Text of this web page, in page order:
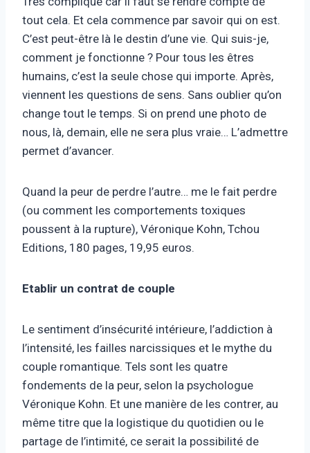
tout cela. Et cela commence par savoir qui on est.
C’est peut-être là le destin d’une vie. Qui suis-je,
comment je fonctionne ? Pour tous les êtres
humains, c’est la seule chose qui importe. Après,
viennent les questions de sens. Sans oublier qu’on
change tout le temps. Si on prend une photo de
nous, là, demain, elle ne sera plus vraie… L’admettre
permet d’avancer.
Quand la peur de perdre l’autre… me le fait perdre
(ou comment les comportements toxiques
poussent à la rupture), Véronique Kohn, Tchou
Editions, 180 pages, 19,95 euros.
Etablir un contrat de couple
Le sentiment d’insécurité intérieure, l’addiction à
l’intensité, les failles narcissiques et le mythe du
couple romantique. Tels sont les quatre
fondements de la peur, selon la psychologue
Véronique Kohn. Et une manière de les contrer, au
même titre que la logistique du quotidien ou le
partage de l’intimité, ce serait la possibilité de